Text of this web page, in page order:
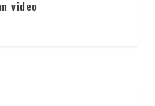
video